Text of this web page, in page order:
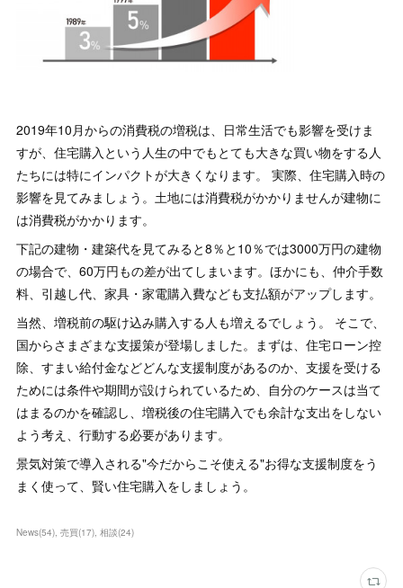
2019年10月からの消費税の増税は、日常生活でも影響を受けま
すが、住宅購入という人生の中でもとても大きな買い物をする人
たちには特にインパクトが大きくなります。 実際、住宅購入時の
影響を見てみましょう。土地には消費税がかかりませんが建物に
は消費税がかかります。
下記の建物・建築代を見てみると8％と10％では3000万円の建物
の場合で、60万円もの差が出てしまいます。ほかにも、仲介手数
料、引越し代、家具・家電購入費なども支払額がアップします。
当然、増税前の駆け込み購入する人も増えるでしょう。 そこで、
国からさまざまな支援策が登場しました。まずは、住宅ローン控
除、すまい給付金などどんな支援制度があるのか、支援を受ける
ためには条件や期間が設けられているため、自分のケースは当て
はまるのかを確認し、増税後の住宅購入でも余計な支出をしない
よう考え、行動する必要があります。
景気対策で導入される"今だからこそ使える"お得な支援制度をう
まく使って、賢い住宅購入をしましょう。
News(54) 売買(17) 相談(24)